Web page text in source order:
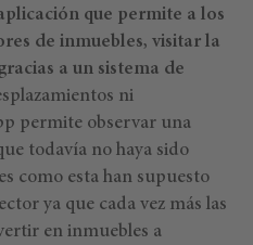
que permite a los
de inmuebles, visitar la
a un sistema de
ni
permite observar una
todavía no haya sido
como esta han supuesto
ya que cada vez más las
en inmuebles a